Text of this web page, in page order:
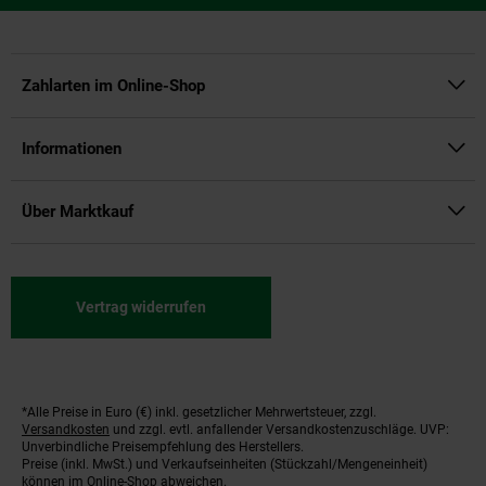
Zahlarten im Online-Shop
Informationen
Über Marktkauf
Vertrag widerrufen
Fußnoten
*Alle Preise in Euro (€) inkl. gesetzlicher Mehrwertsteuer, zzgl.
Versandkosten und zzgl. evtl. anfallender Versandkostenzuschläge. UVP:
Unverbindliche Preisempfehlung des Herstellers.
Preise (inkl. MwSt.) und Verkaufseinheiten (Stückzahl/Mengeneinheit)
können im Online-Shop abweichen.